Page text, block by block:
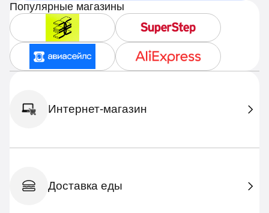
Популярные магазины
Интернет-магазин
Доставка еды